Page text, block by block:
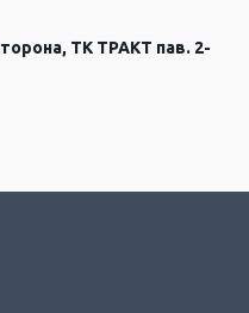
ТК ТРАКТ пав. 2-